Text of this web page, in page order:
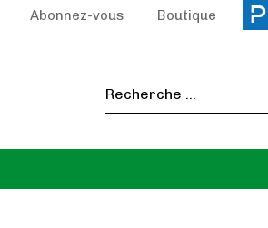
Abonnez-vous Boutique
Recherche :